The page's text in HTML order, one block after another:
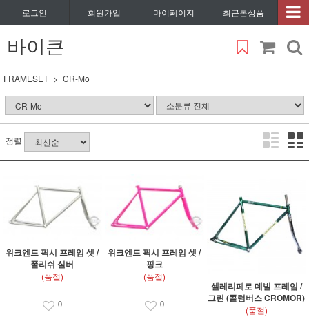
로그인 회원가입 마이페이지 최근본상품
바이큰
FRAMESET CR-Mo
정렬
위크엔드 픽시 프레임 셋 /
폴리쉬 실버
(품절)
0
위크엔드 픽시 프레임 셋 /
핑크
(품절)
0
셀레리페로 데빌 프레임 /
그린 (콜럼버스 CROMOR)
(품절)